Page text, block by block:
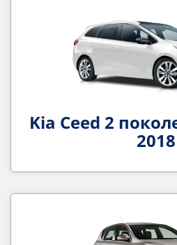
Kia Ceed 2
2018